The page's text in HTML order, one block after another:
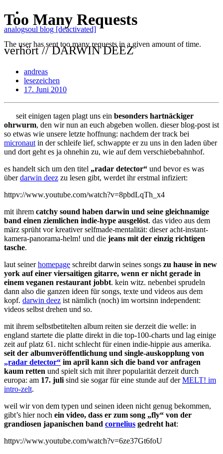
analogsoul blog [deactivated]
verhört // DARWIN DEEZ
andreas
lesezeichen
17. Juni 2010
seit einigen tagen plagt uns ein besonders hartnäckiger
ohrwurm, den wir nun an euch abgeben wollen. dieser blog-post ist
so etwas wie unsere letzte hoffnung: nachdem der track bei
micronaut in der schleife lief, schwappte er zu uns in den laden über
und dort geht es ja ohnehin zu, wie auf dem verschiebebahnhof.
es handelt sich um den titel „radar detector“ und bevor es was
überdarwin deez zu lesen gibt, werdet ihr erstmal infiziert:
httpv://www.youtube.com/watch?v=8pbdLqTh_x4
mit ihrem catchy sound haben darwin und seine gleichnamige
band einen ziemlichen indie-hype ausgelöst. das video aus dem
märz sprüht vor kreativer selfmade-mentalität: dieser acht-instant-
kamera-panorama-helm! und die jeans mit der einzig richtigen
tasche.
laut seinerhomepage schreibt darwin seines songs zu hause in new
york auf einer viersaitigen gitarre, wenn er nicht gerade in
einem veganen restaurant jobbt. kein witz. nebenbei sprudeln
dann also die ganzen ideen für songs, texte und videos aus dem
kopf. darwin deez ist nämlich (noch) im wortsinn independent:
videos selbst drehen und so.
mit ihrem selbstbetitelten album reiten sie derzeit die welle: in
england startete die platte direkt in die top-100-charts und lag einige
zeit auf platz 61. nicht schlecht für einen indie-hippie aus amerika.
seit der albumveröffentlichung und single-auskopplung von
„radar detector“ im april kann sich die band vor anfragen
kaum retten und spielt sich mit ihrer popularität derzeit durch
europa: am 17. juli sind sie sogar für eine stunde auf derMELT! im
intro-zelt.
weil wir von dem typen und seinen ideen nicht genug bekommen,
gibt’s hier noch ein video, dass er zum song „fly“ von der
grandiosen japanischen band cornelius gedreht hat:
httpv://www.youtube.com/watch?v=6ze37Gt6foU